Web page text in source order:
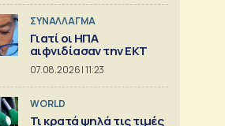
ΣΥΝΑΛΛΑΓΜΑ
Γιατί οι ΗΠΑ
αιφνιδίασαν την ΕΚΤ
07.08.2026 | 11:23
WORLD
Τι κρατά ψηλά τις τιμές